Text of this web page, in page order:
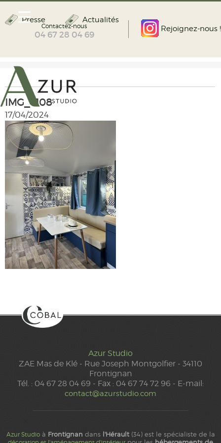
Rejoignez-nous !
Contactez-nous
04 67 28 04 69
Presse Actualités
IMG_4108
17/04/2024
Azur Studio
ZAE Mas de Klé - Rue Joseph Montgolfier - 34110
Frontignan
Tél. : 04 67 28 04 69 - Fax : 04 67 74 72 96 - E-mail:
contact@azurstudio.com
Azur Studioà Frontignan dans l'Hérault(34) est le spécialiste de la